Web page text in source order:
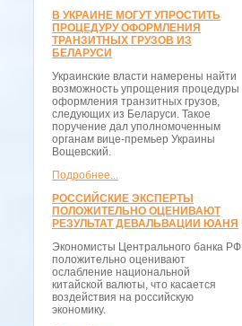
В УКРАИНЕ МОГУТ УПРОСТИТЬ
ПРОЦЕДУРУ ОФОРМЛЕНИЯ
ТРАНЗИТНЫХ ГРУЗОВ ИЗ
БЕЛАРУСИ
Украинские власти намерены найти
возможность упрощения процедуры
оформления транзитных грузов,
следующих из Беларуси. Такое
поручение дал уполномоченным
органам вице-премьер Украины
Вощевский.
Подробнее...
РОССИЙСКИЕ ЭКСПЕРТЫ
ПОЛОЖИТЕЛЬНО ОЦЕНИВАЮТ
РЕЗУЛЬТАТ ДЕВАЛЬВАЦИИ ЮАНЯ
Экономисты Центрального банка РФ
положительно оценивают
ослабление национальной
китайской валюты, что касается
воздействия на российскую
экономику.